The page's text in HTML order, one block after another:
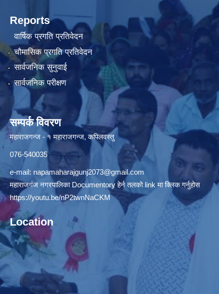
Reports
वार्षिक प्रगति प्रतिवेदन
चौमासिक प्रगति प्रतिवेदन
सार्वजनिक सुनुवाई
सार्वजनिक परीक्षण
सम्पर्क विवरण
महाराजगन्ज - १ महाराजगन्ज, कपिलवस्तु
076-540035
e-mail: napamaharajgunj2073@gmail.com
महाराजगंज नगरपालिका Documentory हेर्न तलको link मा क्लिक गर्नुहोस
https://youtu.be/nP2twnNaCKM
Location